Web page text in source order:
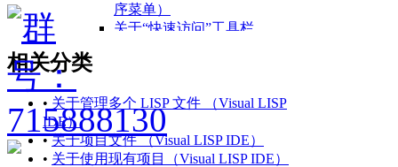
序菜单）
关于“快速访问”工具栏
关于快捷菜单
设置绘图环境
关于设置绘图区域
关于自定义启动
相关分类
• 关于管理多个 LISP 文件 （Visual LISP
IDE）
•关于项目文件 （Visual LISP IDE）
• 关于使用现有项目（Visual LISP IDE）